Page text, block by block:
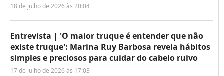
18 de julho de 2026 às 20:04
Entrevista | 'O maior truque é entender que não
existe truque': Marina Ruy Barbosa revela hábitos
simples e preciosos para cuidar do cabelo ruivo
17 de julho de 2026 às 17:03